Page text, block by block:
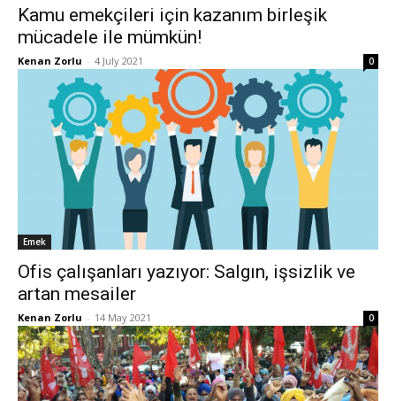
Kamu emekçileri için kazanım birleşik
mücadele ile mümkün!
Kenan Zorlu - 4 July 2021 0
Emek
Ofis çalışanları yazıyor: Salgın, işsizlik ve
artan mesailer
Kenan Zorlu - 14 May 2021 0